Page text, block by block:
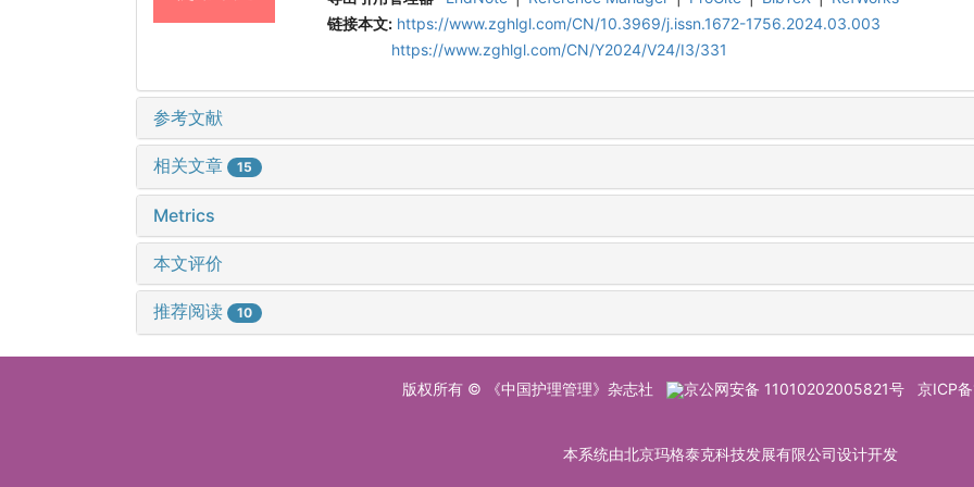
链接本文: https://www.zghlgl.com/CN/10.3969/j.issn.1672-1756.2024.03.003
https://www.zghlgl.com/CN/Y2024/V24/I3/331
参考文献
相关文章 15
Metrics
本文评价
推荐阅读 10
版权所有 © 《中国护理管理》杂志社 京公网安备 11010202005821号 京ICP
本系统由北京玛格泰克科技发展有限公司设计开发